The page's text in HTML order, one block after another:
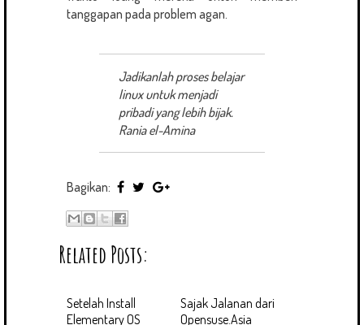
tanggapan pada problem agan.
Jadikanlah proses belajar
linux untuk menjadi
pribadi yang lebih bijak.
Rania el-Amina
Bagikan:
Related Posts:
Setelah Install
Elementary OS
Sajak Jalanan dari
Opensuse.Asia